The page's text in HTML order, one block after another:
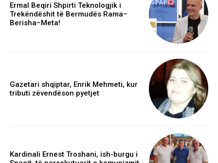
Ermal Beqiri Shpirti Teknologjik i
Trekëndëshit të Bermudës Rama–
Berisha–Meta!
Gazetari shqiptar, Enrik Mehmeti, kur
tributi zëvendëson pyetjet
Kardinali Ernest Troshani, ish-burgu i